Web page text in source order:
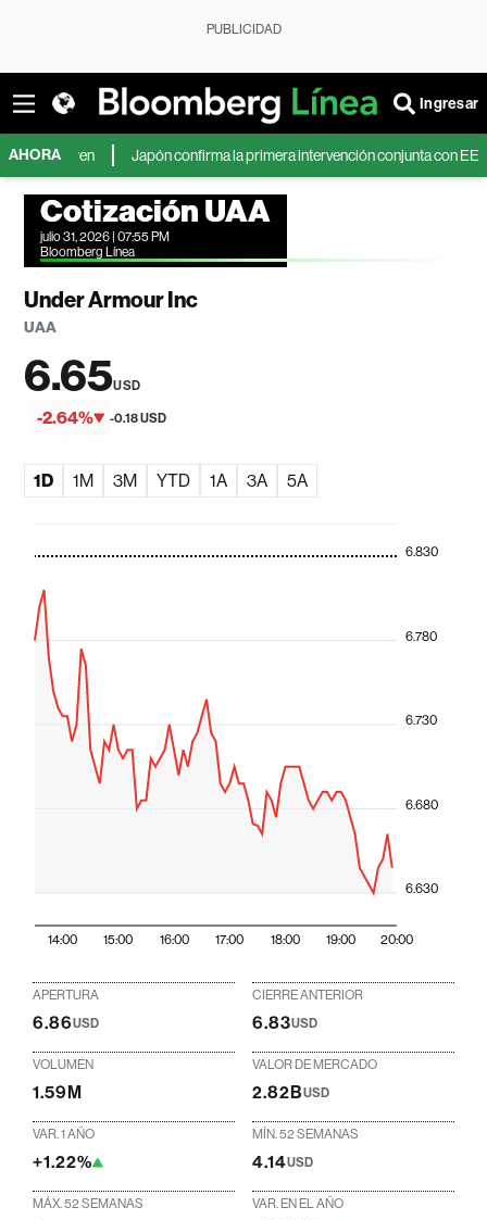
PUBLICIDAD
Ingresar
AHORA
yen Japón confirma la primera intervención conjunta con EE.UU. en el
Cotización UAA
julio 31, 2026 | 07:55 PM
Bloomberg Línea
Under Armour Inc
UAA
6.65USD
-2.64% -0.18 USD
1D 1M 3M YTD 1A 3A 5A
14:00 15:00 16:00 17:00 18:00 19:00 20:00
6.630
6.680
6.730
6.780
6.830
APERTURA
6.86USD
CIERRE ANTERIOR
6.83USD
VOLUMEN
1.59M
VALOR DE MERCADO
2.82BUSD
VAR. 1 AÑO
+1.22%
MÍN. 52 SEMANAS
4.14USD
MÁX. 52 SEMANAS VAR. EN EL AÑO